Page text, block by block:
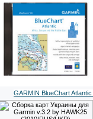
GARMIN BlueChart Atlantic